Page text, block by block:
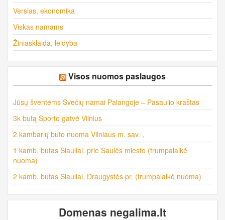
Verslas, ekonomika
Viskas namams
Žiniasklaida, leidyba
Visos nuomos paslaugos
Jūsų šventėms Svečių namai Palangoje – Pasaulio kraštas
3k butą Sporto gatvė Vilnius
2 kambarių buto nuoma Vilniaus m. sav. ,
1 kamb. butas Šiauliai, prie Saulės miesto (trumpalaikė
nuoma)
2 kamb. butas Šiauliai, Draugystės pr. (trumpalaikė nuoma)
Domenas negalima.lt